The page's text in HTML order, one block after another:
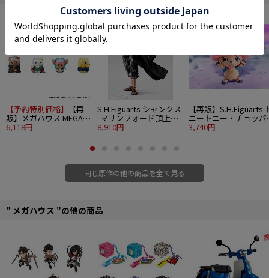
■原型製作：石山裕記
©尾田栄一郎/集英社･フジテレビ・東映アニメーション
【予約特別価格】 【再
販】メガハウス MEGA
CAT PROJECT ワンピー
6,118円
S.H.Figuarts シャンクス
-マリンフォード頂上決
戦-
8,910円
【再販】S.H.Figuarts
ニートニー・チョッパ
-ドラム島-
3,740円
同じ原作の他の商品を全て見る
" メガハウス "の他の商品